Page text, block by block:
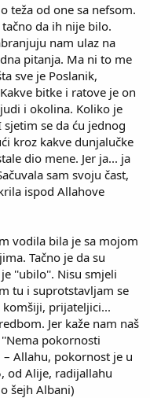
teža od one sa nefsom.
da ih nije bilo.
nam ulaz na
pitanja. Ma ni to me
sve je Poslanik,
bitke i ratove je on
i okolina. Koliko je
se da ću jednog
kroz kakve dunjalučke
dio mene. Jer ja... ja
sam svoju čast,
ispod Allahove
vodila bila je sa mojom
Tačno je da su
''ubilo''. Nisu smjeli
tu i suprotstavljam se
komšiji, prijateljici...
Jer kaže nam naš
pokornosti
Allahu, pokornost je u
od Alije, radijallahu
šejh Albani)